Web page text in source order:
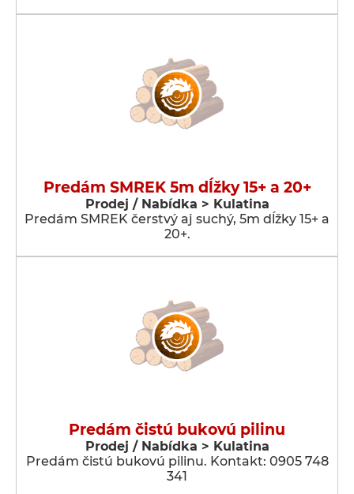
Predám SMREK 5m dĺžky 15+ a 20+
Prodej / Nabídka > Kulatina
Predám SMREK čerstvý aj suchý, 5m dĺžky 15+ a
20+.
Predám čistú bukovú pilinu
Prodej / Nabídka > Kulatina
Predám čistú bukovú pilinu. Kontakt: 0905 748
341